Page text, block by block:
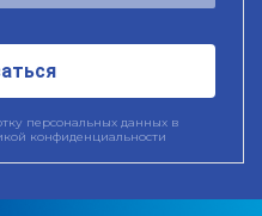
персональных данных в
конфиденциальности